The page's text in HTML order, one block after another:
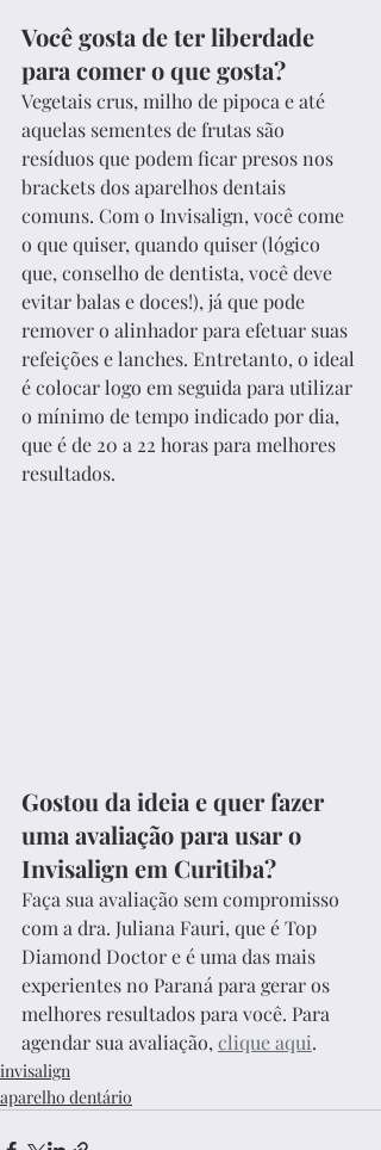
Você gosta de ter liberdade
para comer o que gosta?
Vegetais crus, milho de pipoca e até
aquelas sementes de frutas são
resíduos que podem ficar presos nos
brackets dos aparelhos dentais
comuns. Com o Invisalign, você come
o que quiser, quando quiser (lógico
que, conselho de dentista, você deve
evitar balas e doces!), já que pode
remover o alinhador para efetuar suas
refeições e lanches. Entretanto, o ideal
é colocar logo em seguida para utilizar
o mínimo de tempo indicado por dia,
que é de 20 a 22 horas para melhores
resultados.
Gostou da ideia e quer fazer
uma avaliação para usar o
Invisalign em Curitiba?
Faça sua avaliação sem compromisso
com a dra. Juliana Fauri, que é Top
Diamond Doctor e é uma das mais
experientes no Paraná para gerar os
melhores resultados para você. Para
agendar sua avaliação, clique aqui.
invisalign
aparelho dentário